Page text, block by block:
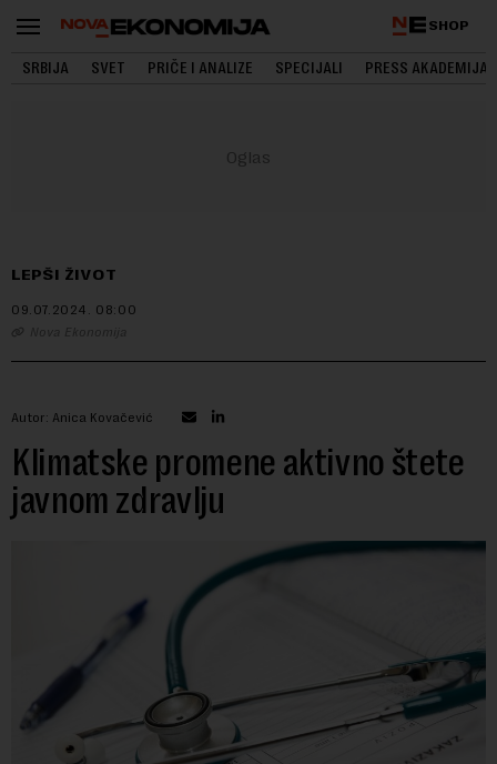
SHOP
SRBIJA SVET PRIČE I ANALIZE SPECIJALI PRESS AKADEMIJA
LEPŠI ŽIVOT
09.07.2024. 08:00
Nova Ekonomija
Autor: Anica Kovačević
Klimatske promene aktivno štete
javnom zdravlju